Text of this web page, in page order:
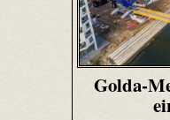
Golda-